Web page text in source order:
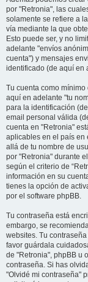
por "Retronia", las
solamente se refiere a
vía mediante la que
Esto puede ser, y no
adelante "envíos
cuenta") y mensajes
identificado (de aquí en
Tu cuenta como
aquí en adelante "tu
para la identificación
email personal válida
cuenta en "Retronia"
aplicables en el país en
allá de tu nombre de
por "Retronia" durante
según el criterio de
información en su
tienes la opción de
por el software phpBB.
Tu contraseña está
embargo, se
websites. Tu
favor guárdala
de "Retronia", phpBB u
contraseña. Si has
"Olvidé mi contraseña"